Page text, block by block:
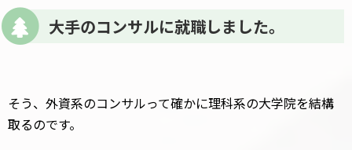
大手のコンサルに就職しました。
そう、外資系のコンサルって確かに理科系の大学院を結構
取るのです。